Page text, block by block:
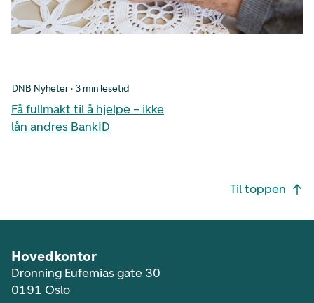
DNB Nyheter · 3 min lesetid
Få fullmakt til å hjelpe – ikke
lån andres BankID
Til toppen
Hovedkontor
Dronning Eufemias gate 30
0191 Oslo